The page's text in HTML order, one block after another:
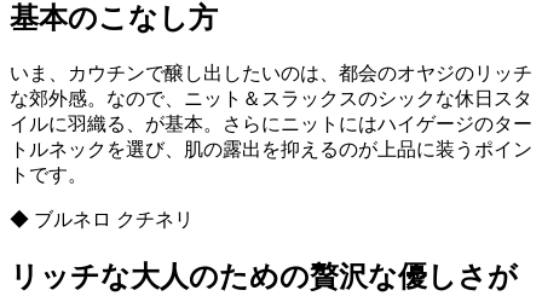
基本のこなし方
いま、カウチンで醸し出したいのは、都会のオヤジのリッチ
な郊外感。なので、ニット＆スラックスのシックな休日スタ
イルに羽織る、が基本。さらにニットにはハイゲージのター
トルネックを選び、肌の露出を抑えるのが上品に装うポイン
トです。
◆ ブルネロ クチネリ
リッチな大人のための贅沢な優しさが